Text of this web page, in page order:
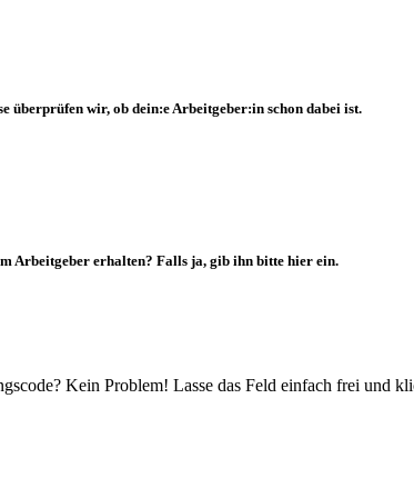
überprüfen wir, ob dein:e Arbeitgeber:in schon dabei ist.
Arbeitgeber erhalten? Falls ja, gib ihn bitte hier ein.
Kein Problem! Lasse das Feld einfach frei und